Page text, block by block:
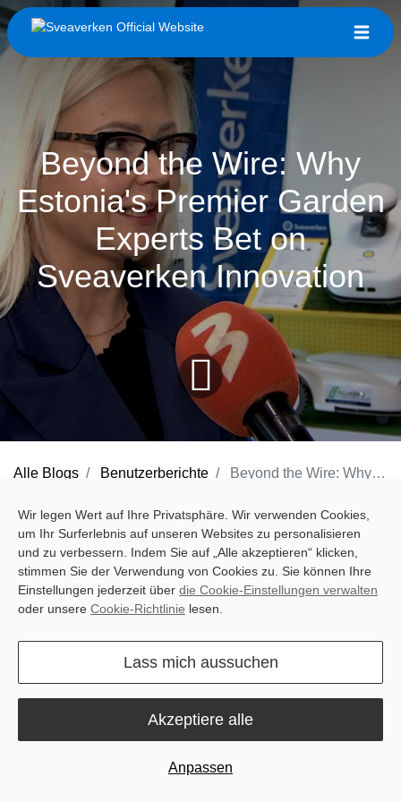
Beyond the Wire: Why
Estonia's Premier Garden
Experts Bet on
Sveaverken Innovation
Alle Blogs Benutzerberichte Beyond the Wire: Why Estonia's Premier Garden Experts Bet on Sveaverken Innovation
In the demanding landscape of Estonian garden care, Aiatäht has
built a good reputation. Been on the market for a very long time
and well respected experts in garden and forestry machinery, they
don't just sell equipment—they provide long-term solutions,
professional maintenance, and peace of mind to both
When Aiatäht introduces a new brand to their portfolio, it isn't a
decision taken lightly. It signifies that the technology has met their
rigorous standards for quality and innovation.
Wir legen Wert auf Ihre Privatsphäre. Wir verwenden Cookies,
um Ihr Surferlebnis auf unseren Websites zu personalisieren
und zu verbessern. Indem Sie auf „Alle akzeptieren“ klicken,
stimmen Sie der Verwendung von Cookies zu. Sie können Ihre
Einstellungen jederzeit über die Cookie-Einstellungen verwalten
oder unsere Cookie-Richtlinie lesen.
Lass mich aussuchen
Anpassen
Akzeptiere alle